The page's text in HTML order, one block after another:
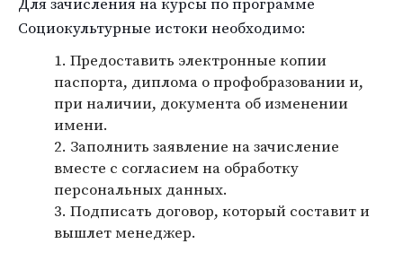
Для зачисления на курсы по программе
Социокультурные истоки необходимо:
Предоставить электронные копии
паспорта, диплома о профобразовании и,
при наличии, документа об изменении
имени.
Заполнить заявление на зачисление
вместе с согласием на обработку
персональных данных.
Подписать договор, который составит и
вышлет менеджер.